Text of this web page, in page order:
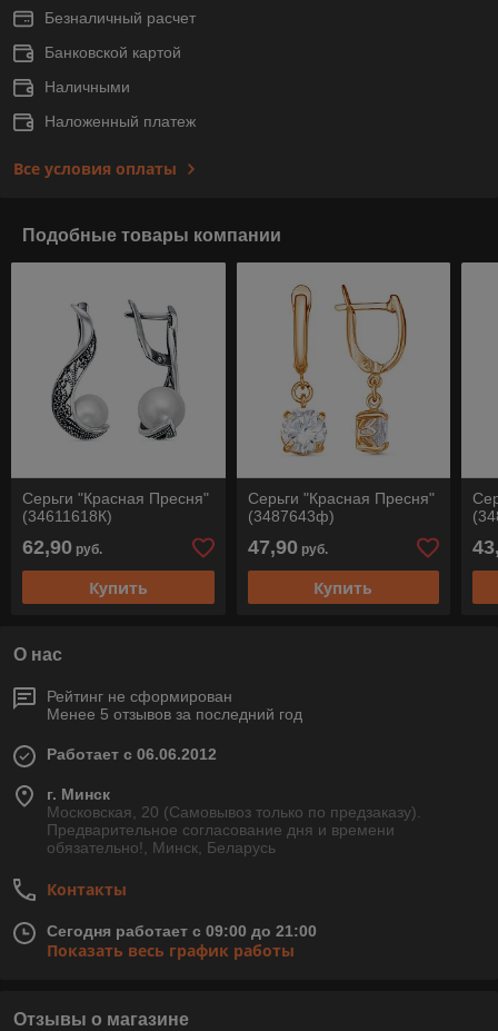
Безналичный расчет
Банковской картой
Наличными
Наложенный платеж
Все условия оплаты
Подобные товары компании
Серьги "Красная Пресня"
(34611618К)
62,90 руб.
Купить
Серьги "Красная Пресня"
(3487643ф)
47,90 руб.
Купить
О нас
Рейтинг не сформирован
Менее 5 отзывов за последний год
Работает с 06.06.2012
г. Минск
Московская, 20 (Самовывоз только по предзаказу).
Предварительное согласование дня и времени
обязательно!, Минск, Беларусь
Контакты
Сегодня работает с 09:00 до 21:00
Показать весь график работы
Отзывы о магазине